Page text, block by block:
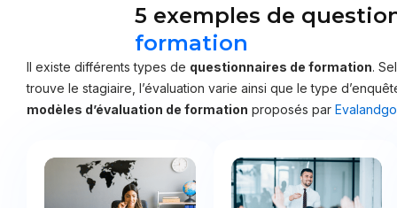
5 exemples de
formation
Il existe différents types de questionnaires de formation.
trouve le stagiaire, l’évaluation varie ainsi que le type
modèles d’évaluation de formation proposés par Evalandgo